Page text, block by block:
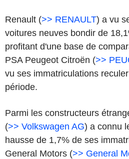
Renault (>> RENAULT) a vu
voitures neuves bondir de
profitant d'une base de
PSA Peugeot Citroën (>>
vu ses immatriculations
période.
Parmi les constructeurs
(>> Volkswagen AG) a connu
hausse de 1,7% de ses
General Motors (>> General